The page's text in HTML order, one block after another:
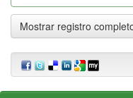
Mostrar registro